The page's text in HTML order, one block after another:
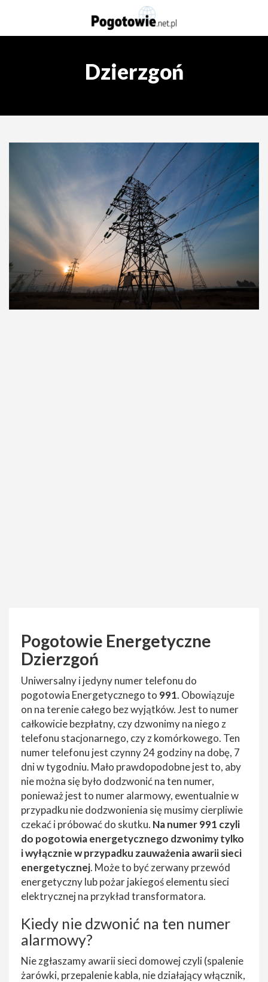
Dzierzgoń
Pogotowie Energetyczne
Dzierzgoń
Uniwersalny i jedyny numer telefonu do
pogotowia Energetycznego to 991. Obowiązuje
on na terenie całego bez wyjątków. Jest to numer
całkowicie bezpłatny, czy dzwonimy na niego z
telefonu stacjonarnego, czy z komórkowego. Ten
numer telefonu jest czynny 24 godziny na dobę, 7
dni w tygodniu. Mało prawdopodobne jest to, aby
nie można się było dodzwonić na ten numer,
ponieważ jest to numer alarmowy, ewentualnie w
przypadku nie dodzwonienia się musimy cierpliwie
czekać i próbować do skutku. Na numer 991 czyli
do pogotowia energetycznego dzwonimy tylko
i wyłącznie w przypadku zauważenia awarii sieci
energetycznej. Może to być zerwany przewód
energetyczny lub pożar jakiegoś elementu sieci
elektrycznej na przykład transformatora.
Kiedy nie dzwonić na ten numer
alarmowy?
Nie zgłaszamy awarii sieci domowej czyli (spalenie
żarówki, przepalenie kabla, nie działający włącznik,